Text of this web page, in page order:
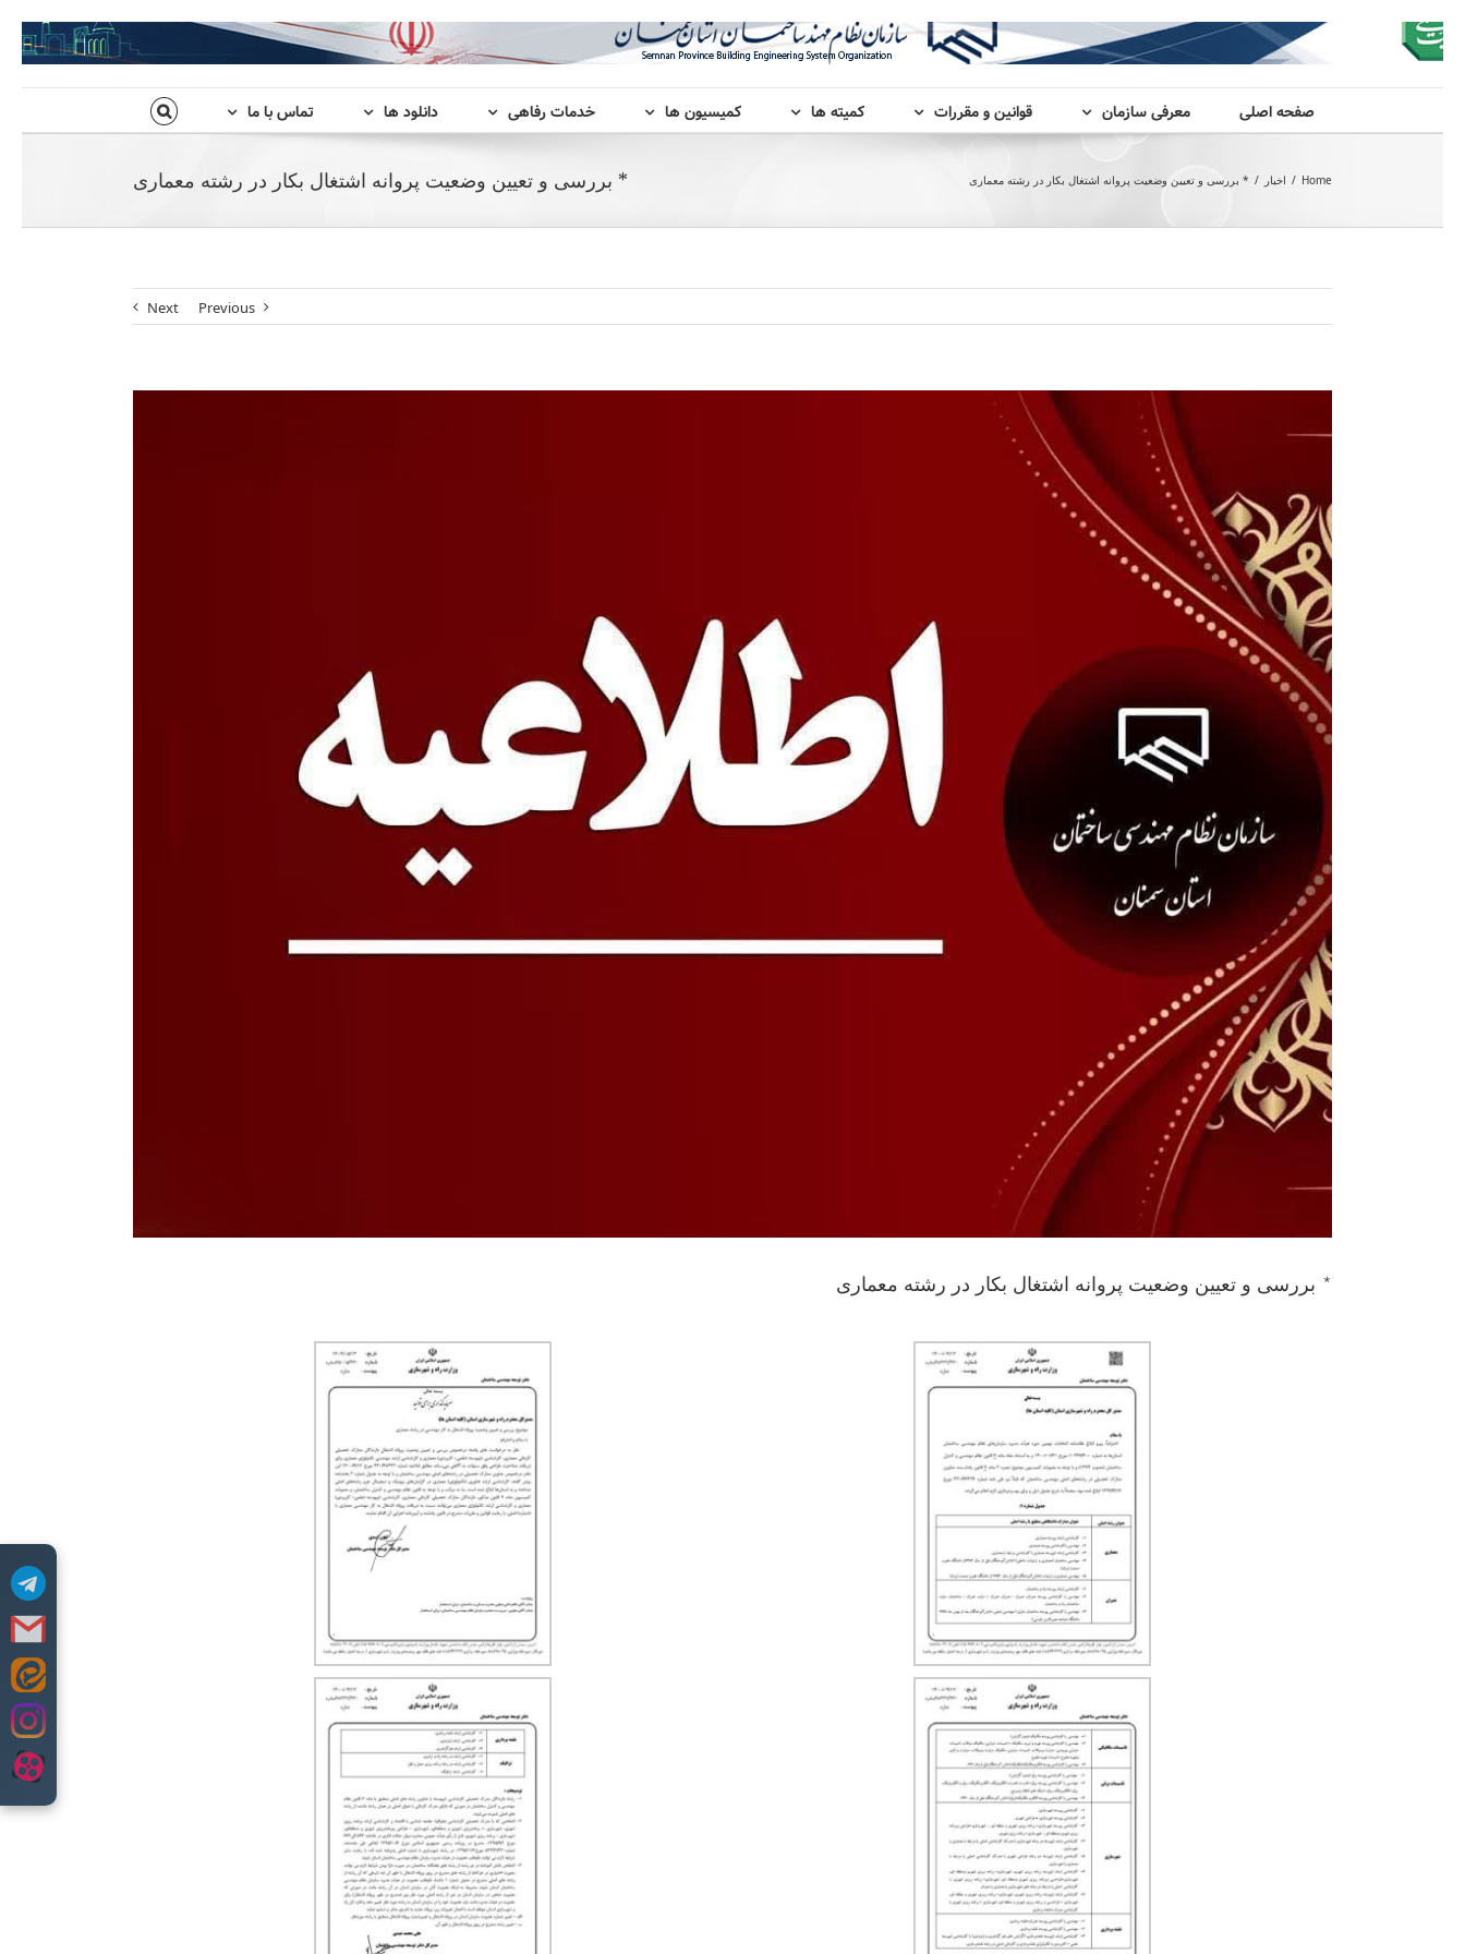
صفحه اصلی معرفی سازمان قوانین و مقررات کمیته ها کمیسیون ها خدمات رفاهی دانلود ها تماس با ما
* بررسی و تعیین وضعیت پروانه اشتغال بکار در رشته معماری Home
/ اخبار / * بررسی و تعیین وضعیت پروانه اشتغال بکار در رشته معماری
Previous
Next
Image
* بررسی و تعیین وضعیت پروانه اشتغال بکار در رشته معماری